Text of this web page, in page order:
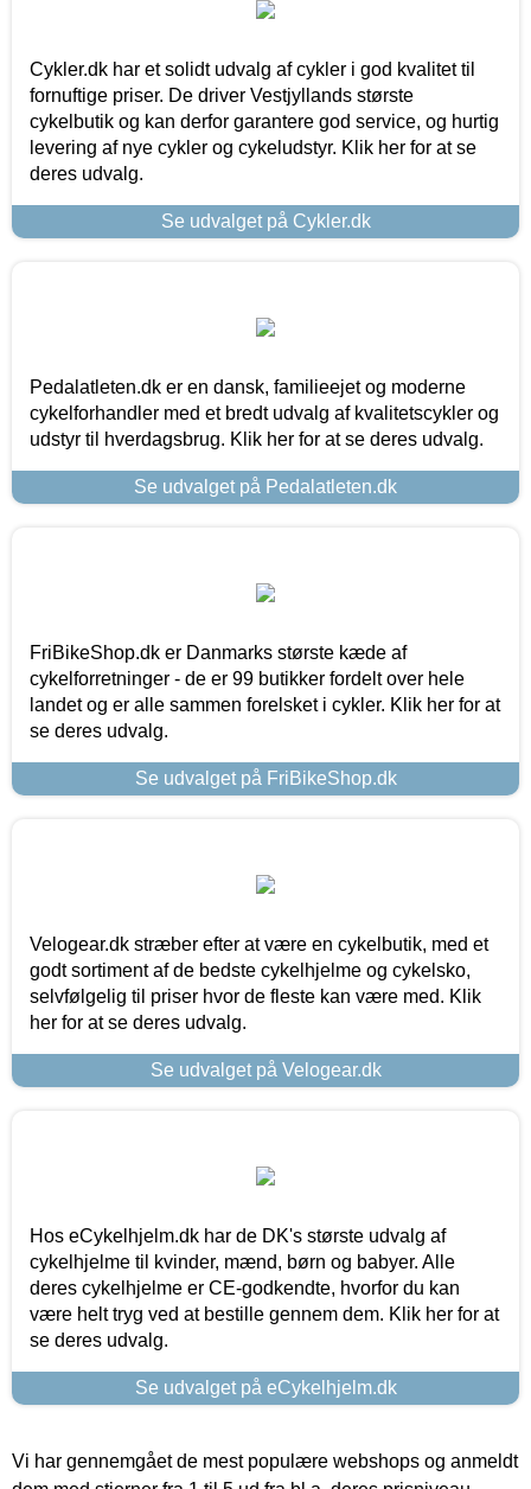
Cykler.dk har et solidt udvalg af cykler i god kvalitet til
fornuftige priser. De driver Vestjyllands største
cykelbutik og kan derfor garantere god service, og hurtig
levering af nye cykler og cykeludstyr. Klik her for at se
deres udvalg.
Se udvalget på Cykler.dk
Pedalatleten.dk er en dansk, familieejet og moderne
cykelforhandler med et bredt udvalg af kvalitetscykler og
udstyr til hverdagsbrug. Klik her for at se deres udvalg.
Se udvalget på Pedalatleten.dk
FriBikeShop.dk er Danmarks største kæde af
cykelforretninger - de er 99 butikker fordelt over hele
landet og er alle sammen forelsket i cykler. Klik her for at
se deres udvalg.
Se udvalget på FriBikeShop.dk
Velogear.dk stræber efter at være en cykelbutik, med et
godt sortiment af de bedste cykelhjelme og cykelsko,
selvfølgelig til priser hvor de fleste kan være med. Klik
her for at se deres udvalg.
Se udvalget på Velogear.dk
Hos eCykelhjelm.dk har de DK's største udvalg af
cykelhjelme til kvinder, mænd, børn og babyer. Alle
deres cykelhjelme er CE-godkendte, hvorfor du kan
være helt tryg ved at bestille gennem dem. Klik her for at
se deres udvalg.
Se udvalget på eCykelhjelm.dk
Vi har gennemgået de mest populære webshops og anmeldt